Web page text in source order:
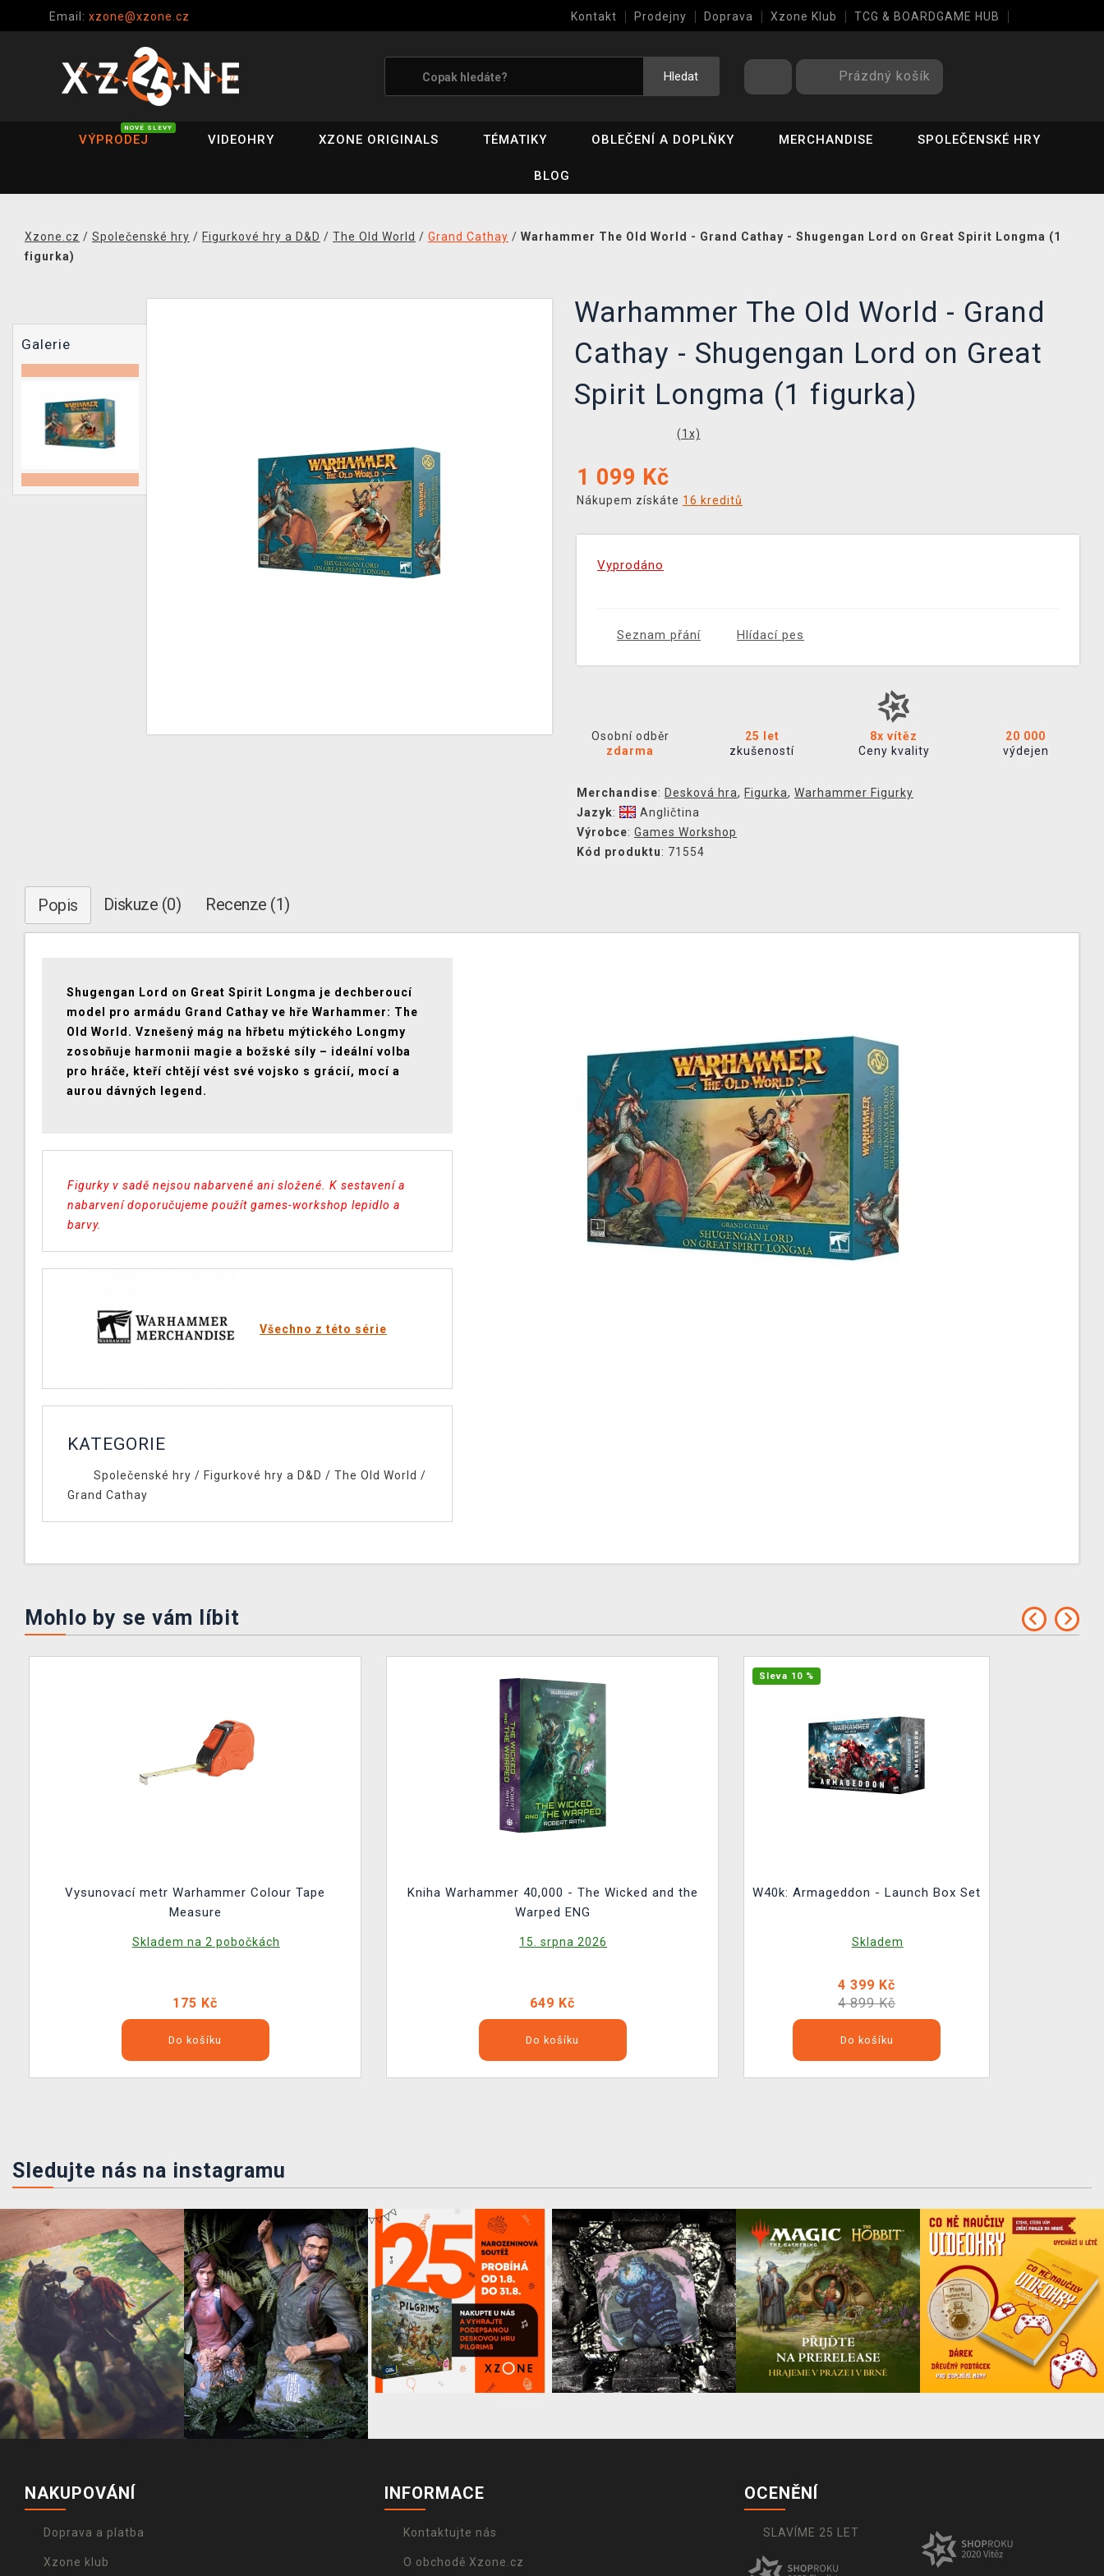
Email: xzone@xzone.cz Kontakt Prodejny Doprava Xzone Klub TCG & BOARDGAME HUB
Hledat Prázdný košík
VÝPRODEJ
NOVÉ SLEVY
VIDEOHRY XZONE ORIGINALS TÉMATIKY OBLEČENÍ A DOPLŇKY MERCHANDISE SPOLEČENSKÉ HRY
BLOG
Xzone.cz / Společenské hry / Figurkové hry a D&D / The Old World / Grand Cathay / Warhammer The Old World - Grand Cathay - Shugengan Lord on Great Spirit Longma (1
figurka)
Galerie
Warhammer The Old World - Grand
Cathay - Shugengan Lord on Great
Spirit Longma (1 figurka)
(1 x)
1 099 Kč
Nákupem získáte 16 kreditů
Vyprodáno
Seznam přání Hlídací pes
Osobní odběr
zdarma
25 let
zkušeností
8x vítěz
Ceny kvality
20 000
výdejen
Merchandise: Desková hra, Figurka, Warhammer Figurky
Jazyk:
Angličtina
Výrobce: Games Workshop
Kód produktu: 71554
Popis Diskuze (0) Recenze (1)
Shugengan Lord on Great Spirit Longma je dechberoucí
model pro armádu Grand Cathay ve hře Warhammer: The
Old World. Vznešený mág na hřbetu mýtického Longmy
zosobňuje harmonii magie a božské síly – ideální volba
pro hráče, kteří chtějí vést své vojsko s grácií, mocí a
aurou dávných legend.
Figurky v sadě nejsou nabarvené ani složené. K sestavení a
nabarvení doporučujeme použít games-workshop lepidlo a
barvy.
Všechno z této série
KATEGORIE
Společenské hry / Figurkové hry a D&D / The Old World /
Grand Cathay
Mohlo by se vám líbit
Vysunovací metr Warhammer Colour Tape
Measure
Skladem na 2 pobočkách
175 Kč
Do košíku
Kniha Warhammer 40,000 - The Wicked and the
Warped ENG
15. srpna 2026
649 Kč
Do košíku
Sleva 10 %
W40k: Armageddon - Launch Box Set
Skladem
4 399 Kč
4 899 Kč
Do košíku
Sledujte nás na instagramu
NAKUPOVÁNÍ
Doprava a platba
Xzone klub
INFORMACE
Kontaktujte nás
O obchodě Xzone.cz
OCENĚNÍ
SLAVÍME 25 LET